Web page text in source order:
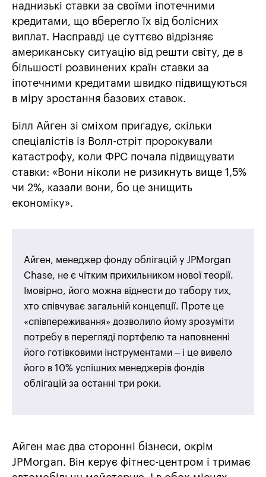
наднизькі ставки за своїми іпотечними
кредитами, що вберегло їх від болісних
виплат. Насправді це суттєво відрізняє
американську ситуацію від решти світу, де в
більшості розвинених країн ставки за
іпотечними кредитами швидко підвищуються
в міру зростання базових ставок.
Білл Айген зі сміхом пригадує, скільки
спеціалістів із Волл-стріт пророкували
катастрофу, коли ФРС почала підвищувати
ставки: «Вони ніколи не ризикнуть вище 1,5%
чи 2%, казали вони, бо це знищить
економіку».
Айген, менеджер фонду облігацій у JPMorgan
Chase, не є чітким прихильником нової теорії.
Імовірно, його можна віднести до табору тих,
хто співчуває загальній концепції. Проте це
«співпереживання» дозволило йому зрозуміти
потребу в перегляді портфелю та наповненні
його готівковими інструментами – і це вивело
його в 10% успішних менеджерів фондів
облігацій за останні три роки.
Айген має два сторонні бізнеси, окрім
JPMorgan. Він керує фітнес-центром і тримає